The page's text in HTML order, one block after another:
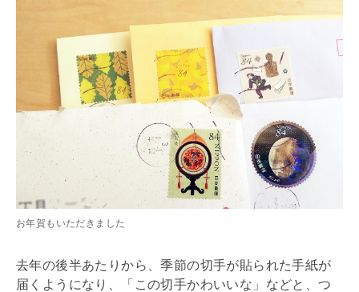
お年賀もいただきました
去年の後半あたりから、季節の切手が貼られた手紙が
届くようになり、「この切手かわいいな」などと、つ